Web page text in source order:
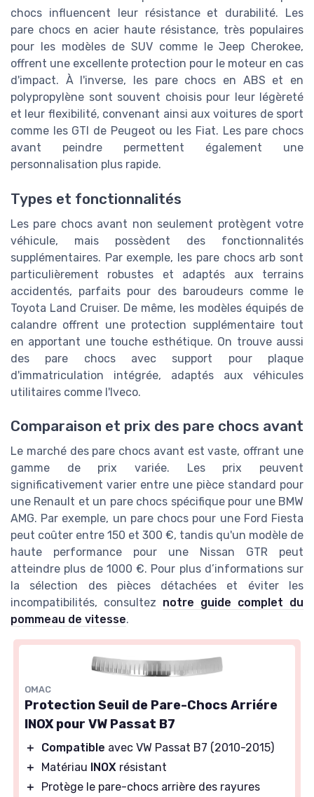
chocs influencent leur résistance et durabilité. Les
pare chocs en acier haute résistance, très populaires
pour les modèles de SUV comme le Jeep Cherokee,
offrent une excellente protection pour le moteur en cas
d'impact. À l'inverse, les pare chocs en ABS et en
polypropylène sont souvent choisis pour leur légèreté
et leur flexibilité, convenant ainsi aux voitures de sport
comme les GTI de Peugeot ou les Fiat. Les pare chocs
avant peindre permettent également une
personnalisation plus rapide.
Types et fonctionnalités
Les pare chocs avant non seulement protègent votre
véhicule, mais possèdent des fonctionnalités
supplémentaires. Par exemple, les pare chocs arb sont
particulièrement robustes et adaptés aux terrains
accidentés, parfaits pour des baroudeurs comme le
Toyota Land Cruiser. De même, les modèles équipés de
calandre offrent une protection supplémentaire tout
en apportant une touche esthétique. On trouve aussi
des pare chocs avec support pour plaque
d'immatriculation intégrée, adaptés aux véhicules
utilitaires comme l'Iveco.
Comparaison et prix des pare chocs avant
Le marché des pare chocs avant est vaste, offrant une
gamme de prix variée. Les prix peuvent
significativement varier entre une pièce standard pour
une Renault et un pare chocs spécifique pour une BMW
AMG. Par exemple, un pare chocs pour une Ford Fiesta
peut coûter entre 150 et 300 €, tandis qu'un modèle de
haute performance pour une Nissan GTR peut
atteindre plus de 1000 €. Pour plus d’informations sur
la sélection des pièces détachées et éviter les
incompatibilités, consultez notre guide complet du
pommeau de vitesse.
OMAC
Protection Seuil de Pare-Chocs Arriére
INOX pour VW Passat B7
＋ Compatible avec VW Passat B7 (2010-2015)
＋
Matériau INOX résistant
＋
Protège le pare-chocs arrière des rayures